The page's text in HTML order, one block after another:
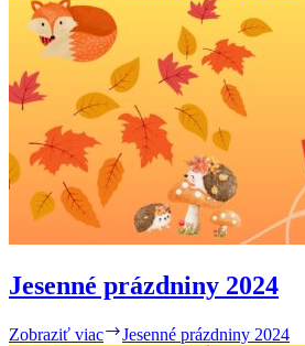
Jesenné prázdniny 2024
Zobraziť viac Jesenné prázdniny 2024